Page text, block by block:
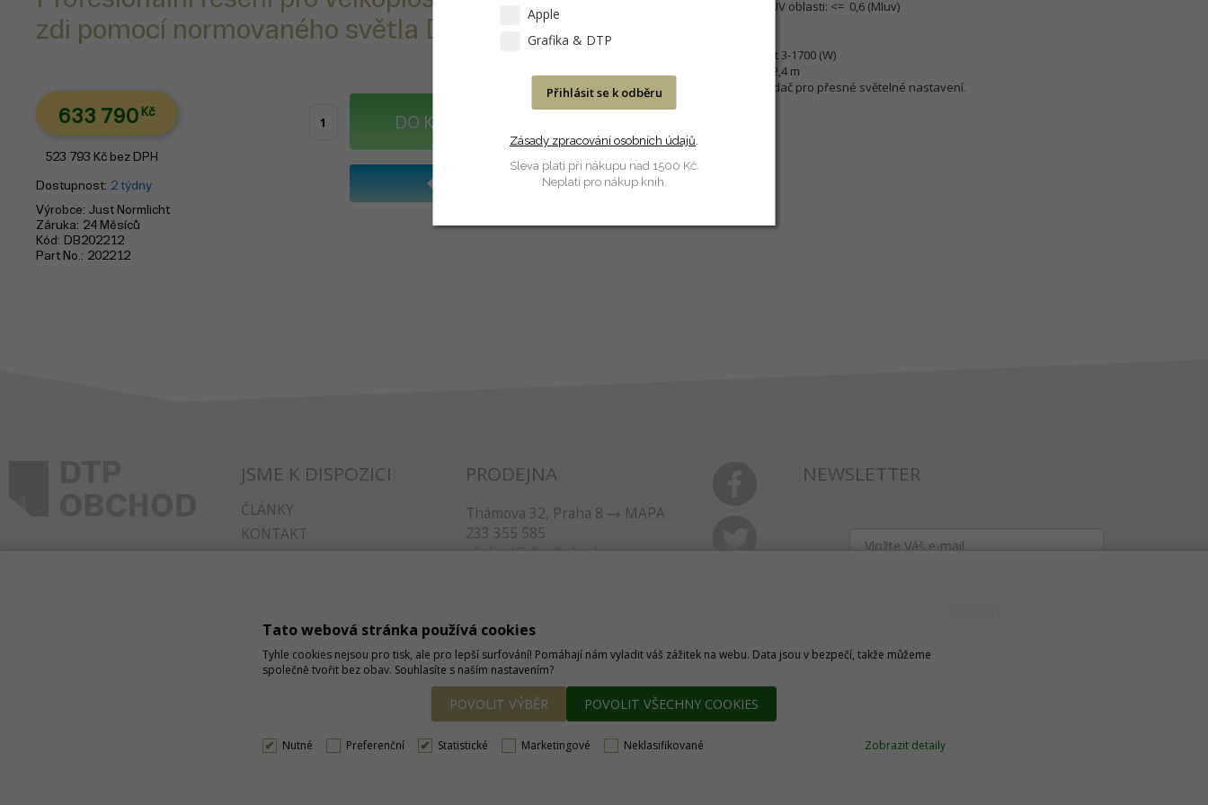
zdi pomocí normovaného světla D50 a D65.
633 790 Kč
523 793 Kč bez DPH
Dostupnost 2 týdny
Výrobce Just Normlicht
Záruka 24 Měsíců
Kód
DB202212
Part No. 202212
DO KOŠÍKU
Nízký index metamerismu v UV oblasti: <= 0,6 (MIuv)
3x zdroj světla DLS moduLight 3-1700 (W)
6x Magnetická bílá stěna 1 x 2,4 m
DLS Remote Control v7 - ovladač pro přesné světelné nastavení.
JSME K DISPOZICI
ČLÁNKY
KONTAKT
PRODEJNA
Thámova 32, Praha 8
MAPA
233 355 585
obchod@dtpobchod.cz
NEWSLETTER
Tato webová stránka používá cookies
Tyhle cookies nejsou pro tisk, ale pro lepší surfování! Pomáhají nám vyladit váš zážitek na webu. Data jsou v bezpečí, takže můžeme
společně tvořit bez obav. Souhlasíte s naším nastavením?
POVOLIT VÝBĚR POVOLIT VŠECHNY COOKIES
Nutné Preferenční Statistické Marketingové Neklasifikované Zobrazit detaily
Apple
Grafika & DTP
Přihlásit se k odběru
Zásady zpracování osobních údajů
Sleva platí při nákupu nad 1500 Kč.
Neplatí pro nákup knih.